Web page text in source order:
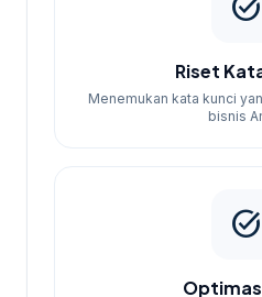
Riset
Menemukan kata kunci
bisnis
task_alt